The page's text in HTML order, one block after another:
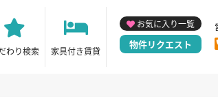
わり検索 家具付き賃貸
お気に入り一覧
物件リクエスト